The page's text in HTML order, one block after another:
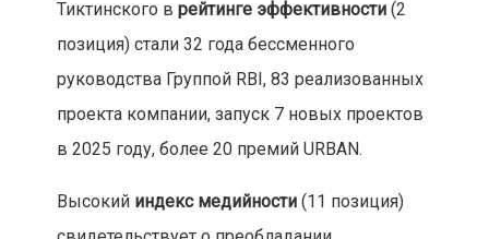
Тиктинского в рейтинге эффективности(2
позиция) стали 32 года бессменного
руководства Группой RBI, 83 реализованных
проекта компании, запуск 7 новых проектов
в 2025 году, более 20 премий URBAN.
Высокий индекс медийности(11 позиция)